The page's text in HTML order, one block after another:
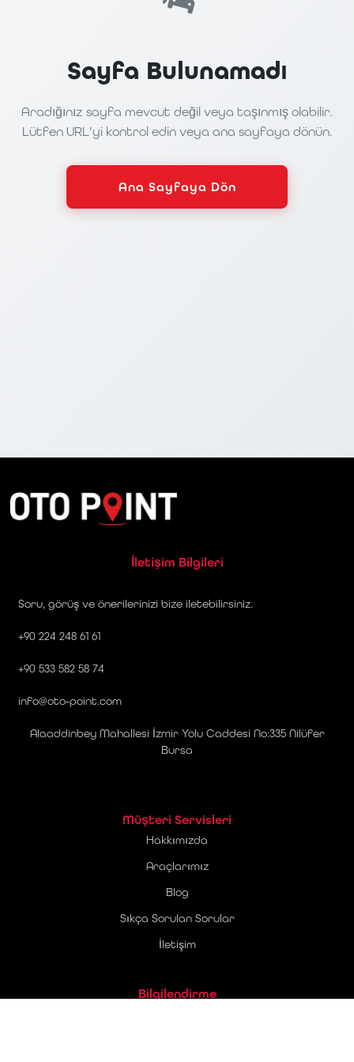
Sayfa Bulunamadı
Aradığınız sayfa mevcut değil veya taşınmış olabilir.
Lütfen URL'yi kontrol edin veya ana sayfaya dönün.
Ana Sayfaya Dön
İletişim Bilgileri
Soru, görüş ve önerilerinizi bize iletebilirsiniz.
+90 224 248 61 61
+90 533 582 58 74
info@oto-point.com
Alaaddinbey Mahallesi İzmir Yolu Caddesi No:335 Nilüfer
Bursa
Müşteri Servisleri
Hakkımızda
Araçlarımız
Blog
Sıkça Sorulan Sorular
İletişim
Bilgilendirme